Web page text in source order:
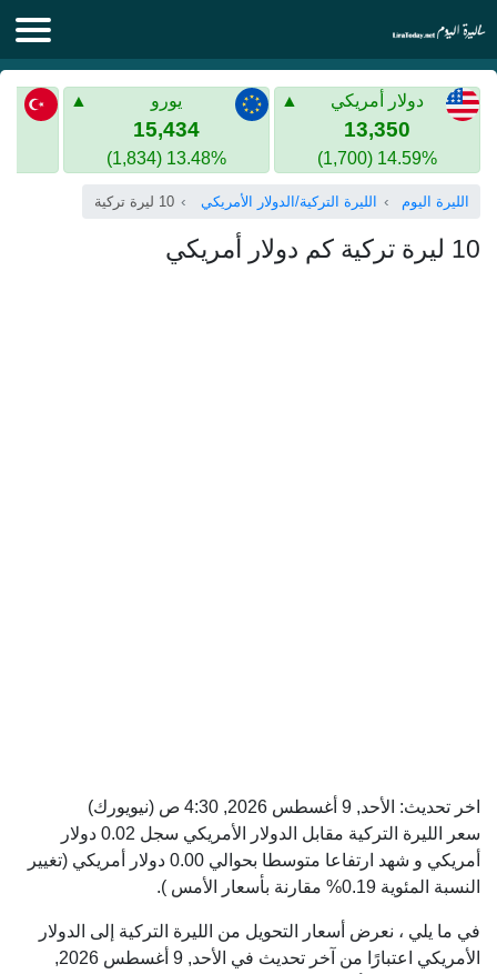
الليرة اليوم
الليرة السورية
الذهب في سوريا
الليرة التركية
الليرة التركية
الذهب في تركيا
اليورو الى الليرة التركية
دولار أمريكي
13,350
14.59% (1,700)
يورو
15,434
13.48% (1,834)
الليرة اليوم الليرة التركية/الدولار الأمريكي 10 ليرة تركية
10 ليرة تركية كم دولار أمريكي
اخر تحديث: الأحد, 9 أغسطس 2026, 4:30 ص
(نيويورك)
سعر الليرة التركية مقابل الدولار الأمريكي سجل 0.02 دولار
أمريكي و شهد ارتفاعا متوسطا بحوالي 0.00 دولار أمريكي (تغيير
النسبة المئوية 0.19% مقارنة بأسعار الأمس ).
في ما يلي ، نعرض أسعار التحويل من الليرة التركية إلى الدولار
الأمريكي اعتبارًا من آخر تحديث في الأحد, 9 أغسطس 2026,